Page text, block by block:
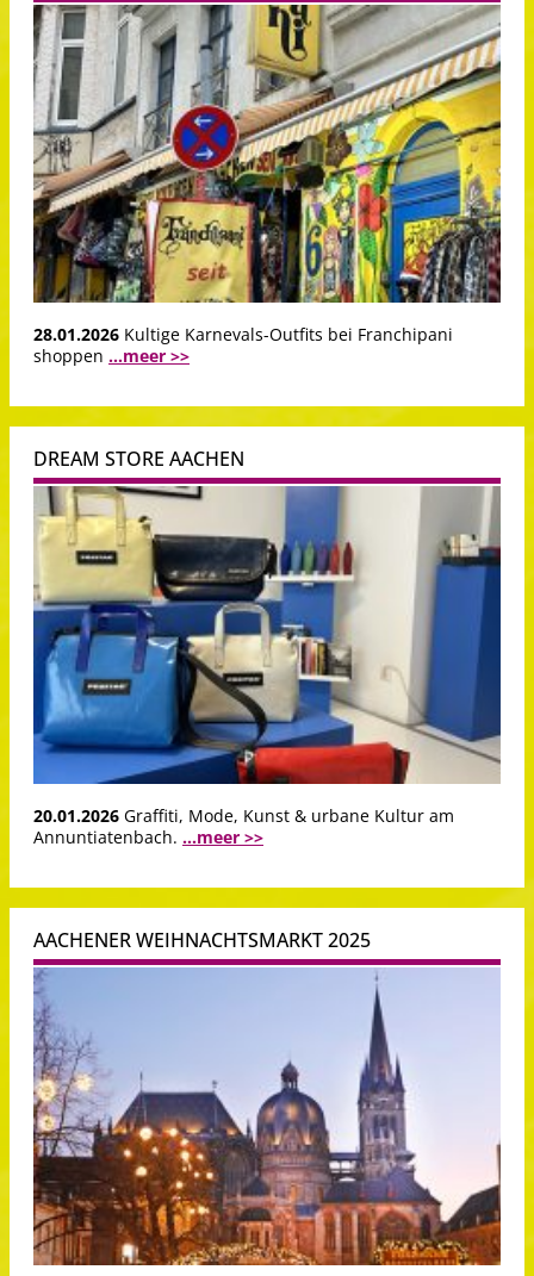
28.01.2026 Kultige Karnevals-Outfits bei Franchipani
shoppen ...meer >>
DREAM STORE AACHEN
20.01.2026 Graffiti, Mode, Kunst & urbane Kultur am
Annuntiatenbach. ...meer >>
AACHENER WEIHNACHTSMARKT 2025